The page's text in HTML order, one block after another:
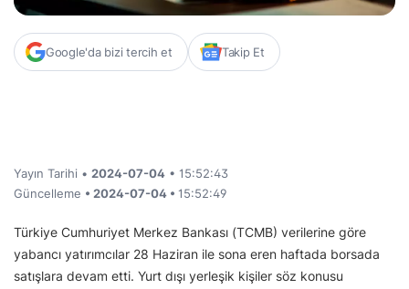
Google'da bizi tercih et Takip Et
Yayın Tarihi • 2024-07-04 • 15:52:43
Güncelleme • 2024-07-04 • 15:52:49
Türkiye Cumhuriyet Merkez Bankası (TCMB) verilerine göre
yabancı yatırımcılar 28 Haziran ile sona eren haftada borsada
satışlara devam etti. Yurt dışı yerleşik kişiler söz konusu